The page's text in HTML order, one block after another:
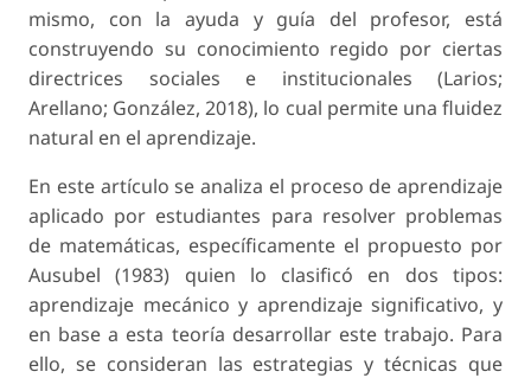
mismo, con la ayuda y guía del profesor, está
construyendo su conocimiento regido por ciertas
directrices sociales e institucionales (Larios;
Arellano; González, 2018), lo cual permite una fluidez
natural en el aprendizaje.
En este artículo se analiza el proceso de aprendizaje
aplicado por estudiantes para resolver problemas
de matemáticas, específicamente el propuesto por
Ausubel (1983) quien lo clasificó en dos tipos:
aprendizaje mecánico y aprendizaje significativo, y
en base a esta teoría desarrollar este trabajo. Para
ello, se consideran las estrategias y técnicas que